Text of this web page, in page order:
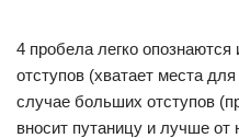
4 пробела легко
отступов (хватает места
случае больших отступов
вносит путаницу и лучше от